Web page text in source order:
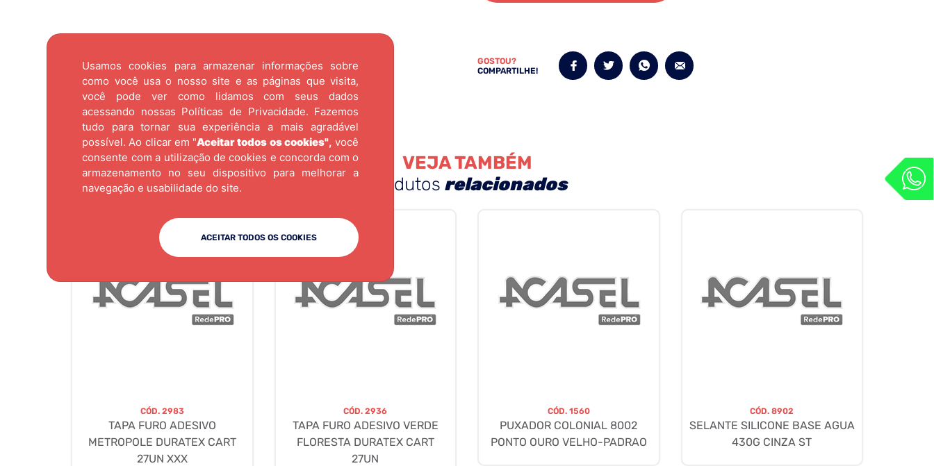
Usamos cookies para armazenar informações sobre
como você usa o nosso site e as páginas que visita,
você pode ver como lidamos com seus dados
acessando nossas Políticas de Privacidade. Fazemos
tudo para tornar sua experiência a mais agradável
possível. Ao clicar em "Aceitar todos os cookies", você
consente com a utilização de cookies e concorda com o
armazenamento no seu dispositivo para melhorar a
navegação e usabilidade do site.
ACEITAR TODOS OS COOKIES
GOSTOU?
COMPARTILHE!
VEJA TAMBÉM
produtos relacionados
CÓD. 2983
TAPA FURO ADESIVO
METROPOLE DURATEX CART
27UN XXX
CÓD.2936
TAPA FURO ADESIVO VERDE
FLORESTA DURATEX CART
27UN
CÓD. 1560
PUXADOR COLONIAL 8002
PONTO OURO VELHO-PADRAO
CÓD.8902
SELANTE SILICONE BASE AGUA
430G CINZA ST